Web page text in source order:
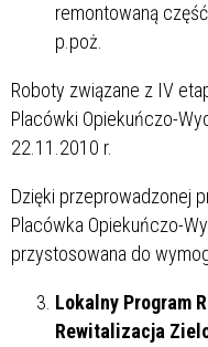
remontowaną
p.poż.
Roboty związane z IV
Placówki Opiekuńczo-
22.11.2010 r.
Dzięki przeprowadzonej
Placówka Opiekuńczo-
przystosowana do
Lokalny Program
Rewitalizacja